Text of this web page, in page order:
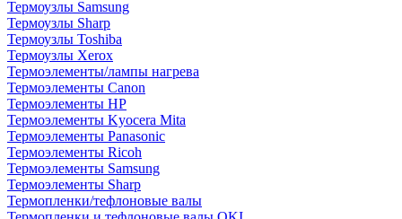
Термоузлы Samsung
Термоузлы Sharp
Термоузлы Toshiba
Термоузлы Xerox
Термоэлементы/лампы нагрева
Термоэлементы Canon
Термоэлементы HP
Термоэлементы Kyocera Mita
Термоэлементы Panasonic
Термоэлементы Ricoh
Термоэлементы Samsung
Термоэлементы Sharp
Термопленки/тефлоновые валы